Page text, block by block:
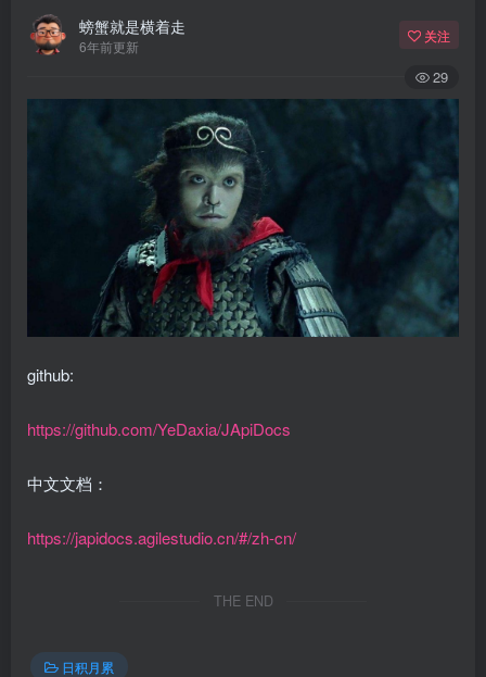
螃蟹就是横着走
6年前更新
关注
29
github:
https://github.com/YeDaxia/JApiDocs
中文文档：
https://japidocs.agilestudio.cn/#/zh-cn/
THE END
日积月累